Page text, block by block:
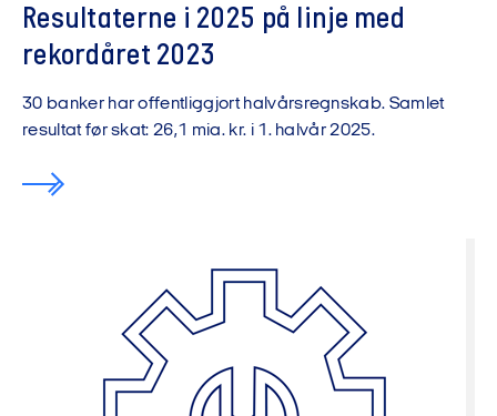
Resultaterne i 2025 på linje med
rekordåret 2023
30 banker har offentliggjort halvårsregnskab. Samlet
resultat før skat: 26,1 mia. kr. i 1. halvår 2025.